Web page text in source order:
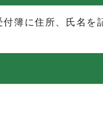
簿に住所、氏名を